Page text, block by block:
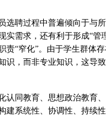
聘过程中普遍倾向于与
需求，还有利于形成“管
“窄化”。由于学生群体
，而非专业知识，这导
同教育、思想政治教育
系统性、协调性、持续性